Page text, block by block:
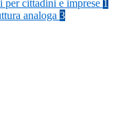
cittadini e imprese 1
analoga 3